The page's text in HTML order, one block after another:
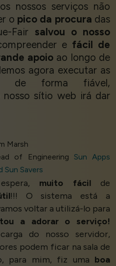
nossos serviços não
o pico da procura das
Fair salvou o nosso
e fácil de
apoio ao longo de
agora executar as
de forma fiável,
nosso sítio web irá dar
Marsh
of Engineering Sun Apps
Sun Savers
muito fácilde
!!! O sistema está a
voltar a utilizá-lo para
a adorar o serviço!
do nosso servidor,
podem ficar na sala de
para mim, fiz uma boa